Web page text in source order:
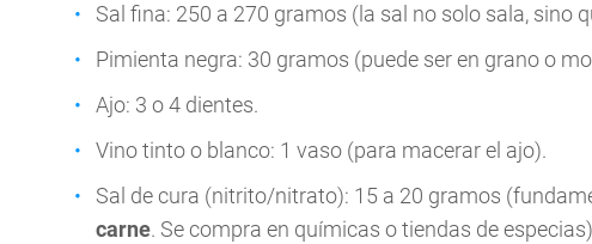
Sal fina: 250 a 270 gramos (la sal no solo sala, sino
Pimienta negra: 30 gramos (puede ser en grano o
Ajo: 3 o 4 dientes.
Vino tinto o blanco: 1 vaso (para macerar el ajo).
Sal de cura (nitrito/nitrato): 15 a 20 gramos
carne. Se compra en químicas o tiendas de